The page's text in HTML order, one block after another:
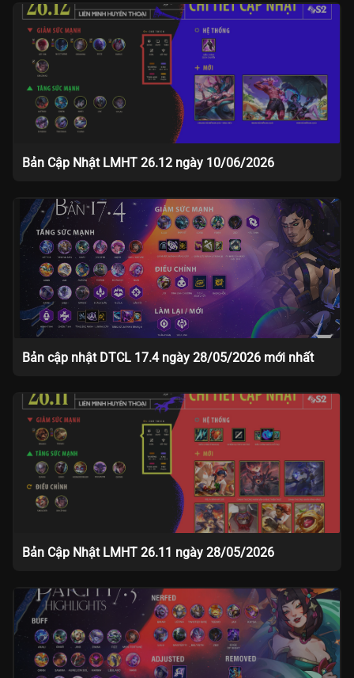
Bản Cập Nhật LMHT 26.12 ngày 10/06/2026
Bản cập nhật DTCL 17.4 ngày 28/05/2026 mới nhất
Bản Cập Nhật LMHT 26.11 ngày 28/05/2026